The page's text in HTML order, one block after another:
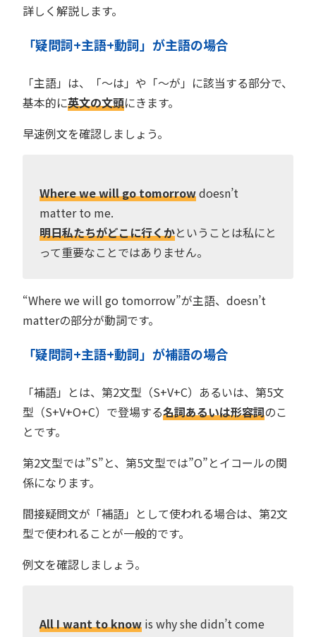
詳しく解説します。
「疑問詞+主語+動詞」が主語の場合
「主語」は、「〜は」や「〜が」に該当する部分で、
基本的に英文の文頭にきます。
早速例文を確認しましょう。
Where we will go tomorrowdoesn’t
matter to me.
明日私たちがどこに行くかということは私にと
って重要なことではありません。
“Where we will go tomorrow”が主語、doesn’t
matterの部分が動詞です。
「疑問詞+主語+動詞」が補語の場合
「補語」とは、第2文型（S+V+C）あるいは、第5文
型（S+V+O+C）で登場する名詞あるいは形容詞のこ
とです。
第2文型では”S”と、第5文型では”O”とイコールの関
係になります。
間接疑問文が「補語」として使われる場合は、第2文
型で使われることが一般的です。
例文を確認しましょう。
All I want to know is why she didn’t come